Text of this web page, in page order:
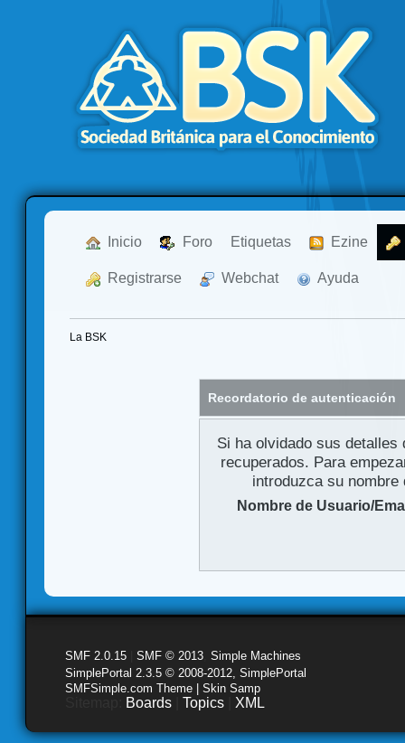
Inicio Foro Etiquetas Ezine
Registrarse Webchat Ayuda
La BSK
Recordatorio de autenticación
Si ha olvidado sus
recuperados. Para
introduzca su
Nombre de Usuario/
SMF 2.0.15 SMF © 2013 Simple Machines
SimplePortal 2.3.5 © 2008-2012, SimplePortal
SMFSimple.com Theme | Skin Samp
Boards Topics XML